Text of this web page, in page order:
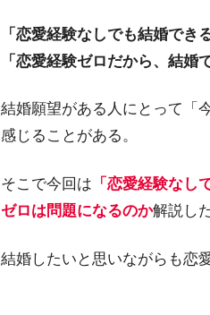
「恋愛経験なしでも結婚でき
「恋愛経験ゼロだから、結
結婚願望がある人にとって「
感じることがある。
そこで今回は 「恋愛経験なし
ゼロは問題になるのか解説し
結婚したいと思いながらも恋